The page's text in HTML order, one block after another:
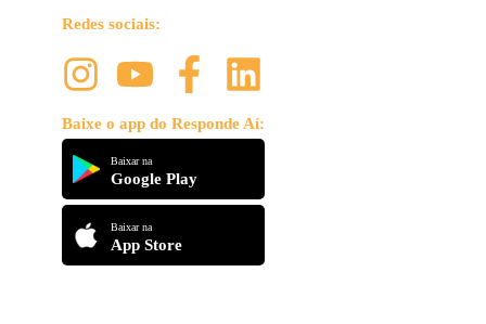
Redes sociais:
Baixe o app do Responde Aí:
Baixar na
Google Play
Baixar na
App Store